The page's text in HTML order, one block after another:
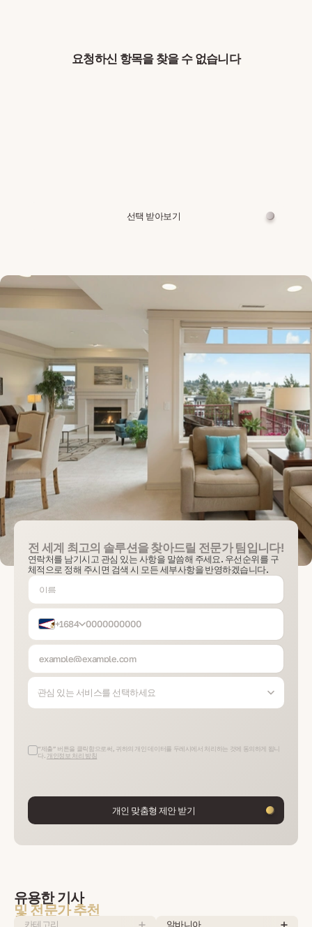
요청하신 항목을 찾을 수 없습니다
선택 받아보기
전 세계 최고의 솔루션을 찾아드릴 전문가 팀입니다!
연락처를 남기시고 관심 있는 사항을 말씀해 주세요. 우선순위를 구
체적으로 정해 주시면 검색 시 모든 세부사항을 반영하겠습니다.
+1684
관심 있는 서비스를 선택하세요
“제출” 버튼을 클릭함으로써, 귀하의 개인 데이터를 두레시에서 처리하는 것에 동의하게 됩니
다. 개인정보 처리 방침
개인 맞춤형 제안 받기
유용한 기사
및 전문가 추천
카테고리 알바니아